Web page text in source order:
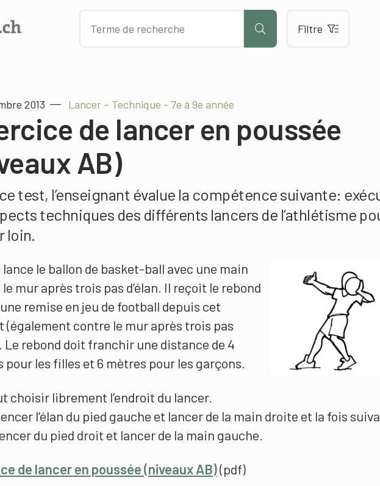
Filtre
2013 Lancer – Technique - 7e à 9e année
de lancer en poussée
AB)
test, l’enseignant évalue la compétence suivante:
techniques des différents lancers de l’athlétisme
loin.
lance le ballon de basket-ball avec une main
mur après trois pas d’élan. Il reçoit le rebond
remise en jeu de football depuis cet
(également contre le mur après trois pas
Le rebond doit franchir une distance de 4
pour les filles et 6 mètres pour les garçons.
choisir librement l’endroit du lancer.
l’élan du pied gauche et lancer de la main droite et la fois
du pied droit et lancer de la main gauche.
de lancer en poussée (niveaux AB)(pdf)